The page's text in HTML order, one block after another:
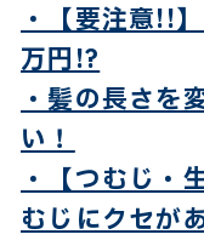
・【要注意!!
万円!?
・髪の長さを
い！
・【つむじ・
むじにクセが